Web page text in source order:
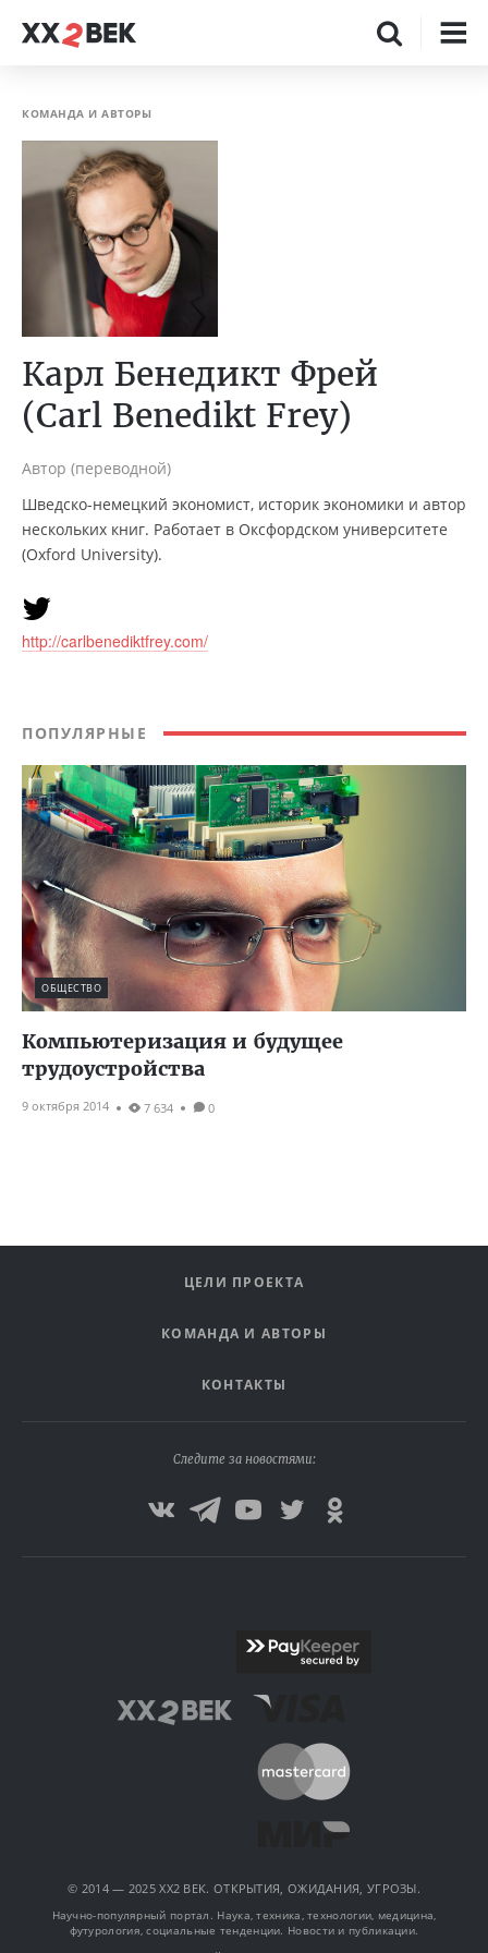
КОМАНДА И АВТОРЫ
Карл Бенедикт Фрей
(Carl Benedikt Frey)
Автор (переводной)
Шведско-немецкий экономист, историк экономики и автор
нескольких книг. Работает в Оксфордском университете
(Oxford University).
http://carlbenediktfrey.com/
ПОПУЛЯРНЫЕ
ОБЩЕСТВО
Компьютеризация и будущее
трудоустройства
9 октября 2014 7 634 0
ЦЕЛИ ПРОЕКТА
КОМАНДА И АВТОРЫ
КОНТАКТЫ
Следите за новостями:
© 2014 — 2025 XX2 ВЕК. ОТКРЫТИЯ, ОЖИДАНИЯ, УГРОЗЫ.
Научно-популярный портал. Наука, техника, технологии, медицина,
футурология, социальные тенденции. Новости и публикации.